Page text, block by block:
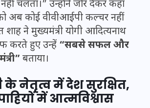
चलता।” उन्होंने जोर देकर कहा
अब कोई वीवीआईपी कल्चर नहीं
शाह ने मुख्यमंत्री योगी आदित्यनाथ
करते हुए उन्हें “सबसे सफल और
बताया।
के नेतृत्व में देश सुरक्षित,
में आत्मविश्वास